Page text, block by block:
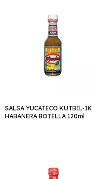
SALSA YUCATECO KUTBIL-IK
HABANERA BOTELLA 120ml